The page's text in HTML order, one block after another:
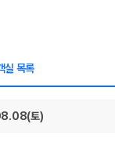
세요
습니다. 보험 포함
실 목록
토)